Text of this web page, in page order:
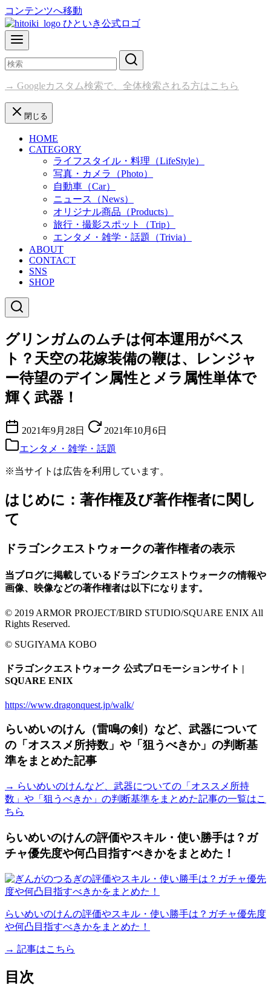
コンテンツへ移動
→ Googleカスタム検索で、全体検索される方はこちら
閉じる
HOME
CATEGORY
ライフスタイル・料理（LifeStyle）
写真・カメラ（Photo）
自動車（Car）
ニュース（News）
オリジナル商品（Products）
旅行・撮影スポット（Trip）
エンタメ・雑学・話題（Trivia）
ABOUT
CONTACT
SNS
SHOP
グリンガムのムチは何本運用がベス
ト？天空の花嫁装備の鞭は、レンジャ
ー待望のデイン属性とメラ属性単体で
輝く武器！
2021年9月28日
2021年10月6日
エンタメ・雑学・話題
※当サイトは広告を利用しています。
はじめに：著作権及び著作権者に関し
て
ドラゴンクエストウォークの著作権者の表示
当ブログに掲載しているドラゴンクエストウォークの情報や
画像、映像などの著作権者は以下になります。
© 2019 ARMOR PROJECT/BIRD STUDIO/SQUARE ENIX All
Rights Reserved.
© SUGIYAMA KOBO
ドラゴンクエストウォーク 公式プロモーションサイト |
SQUARE ENIX
https://www.dragonquest.jp/walk/
らいめいのけん（雷鳴の剣）など、武器について
の「オススメ所持数」や「狙うべきか」の判断基
準をまとめた記事
→ らいめいのけんなど、武器についての「オススメ所持
数」や「狙うべきか」の判断基準をまとめた記事の一覧はこ
ちら
らいめいのけんの評価やスキル・使い勝手は？ガ
チャ優先度や何凸目指すべきかをまとめた！
らいめいのけんの評価やスキル・使い勝手は？ガチャ優先度
や何凸目指すべきかをまとめた！
→ 記事はこちら
目次